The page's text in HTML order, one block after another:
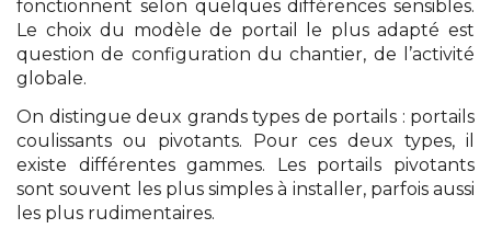
fonctionnent selon quelques différences sensibles.
Le choix du modèle de portail le plus adapté est
question de configuration du chantier, de l’activité
globale.
On distingue deux grands types de portails : portails
coulissants ou pivotants. Pour ces deux types, il
existe différentes gammes. Les portails pivotants
sont souvent les plus simples à installer, parfois aussi
les plus rudimentaires.